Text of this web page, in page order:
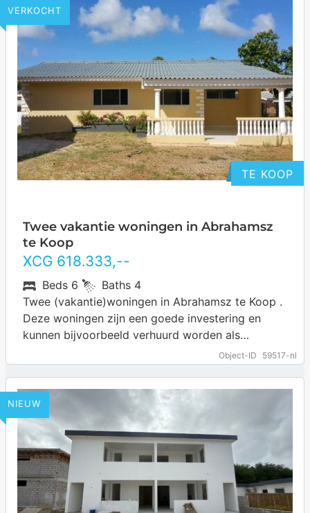
VERKOCHT
TE KOOP
Twee vakantie woningen in Abrahamsz
te Koop
XCG 618.333,--
Object-ID 59517-nl
Beds 6 Baths 4
Twee (vakantie)woningen in Abrahamsz te Koop .
Deze woningen zijn een goede investering en
kunnen bijvoorbeeld verhuurd worden als
vakantiewoningen. De woningen zijn zeer centraal
gelegen in de…… more
NIEUW